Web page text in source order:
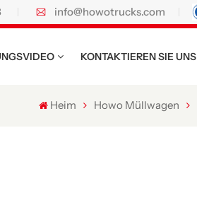
info@howotrucks.com
Русский
KONTAKTIEREN SIE UNS
Heim Howo Müllwagen